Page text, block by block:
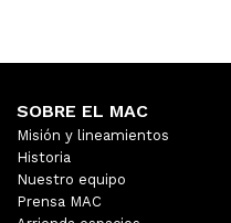
SOBRE EL MAC
Misión y lineamientos
Historia
Nuestro equipo
Prensa MAC